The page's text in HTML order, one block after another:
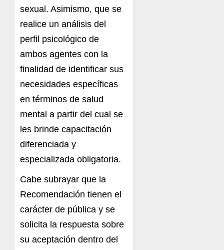
sexual. Asimismo, que se
realice un análisis del
perfil psicológico de
ambos agentes con la
finalidad de identificar sus
necesidades específicas
en términos de salud
mental a partir del cual se
les brinde capacitación
diferenciada y
especializada obligatoria.
Cabe subrayar que la
Recomendación tienen el
carácter de pública y se
solicita la respuesta sobre
su aceptación dentro del